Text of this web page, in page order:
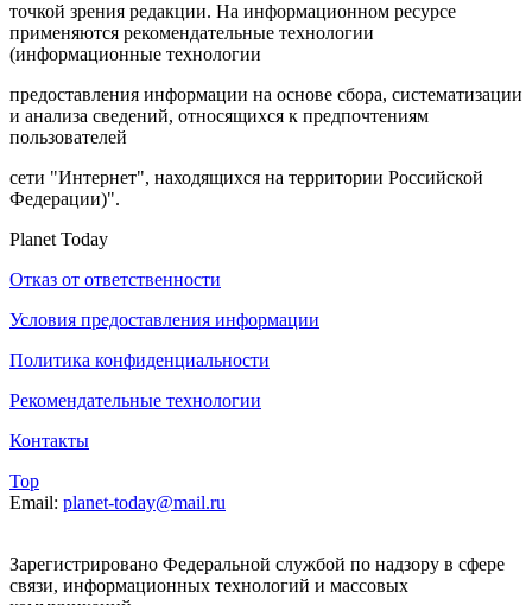
точкой зрения редакции. На информационном ресурсе
применяются рекомендательные технологии
(информационные технологии
предоставления информации на основе сбора, систематизации
и анализа сведений, относящихся к предпочтениям
пользователей
сети "Интернет", находящихся на территории Российской
Федерации)".
Planet Today
Отказ от ответственности
Условия предоставления информации
Политика конфиденциальности
Рекомендательные технологии
Контакты
Top
Email: planet-today@mail.ru
Зарегистрировано Федеральной службой по надзору в сфере
связи, информационных технологий и массовых